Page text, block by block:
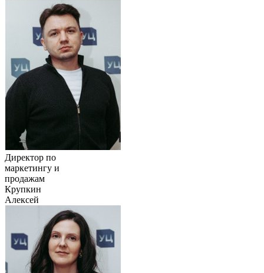
Директор по
маркетингу и
продажам
Крупкин
Алексей